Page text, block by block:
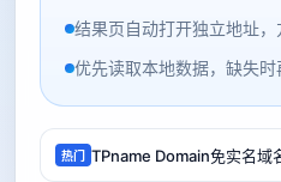
结果页自动打开独立地址，
优先读取本地数据，缺失时
热门 TPname Domain免实名域